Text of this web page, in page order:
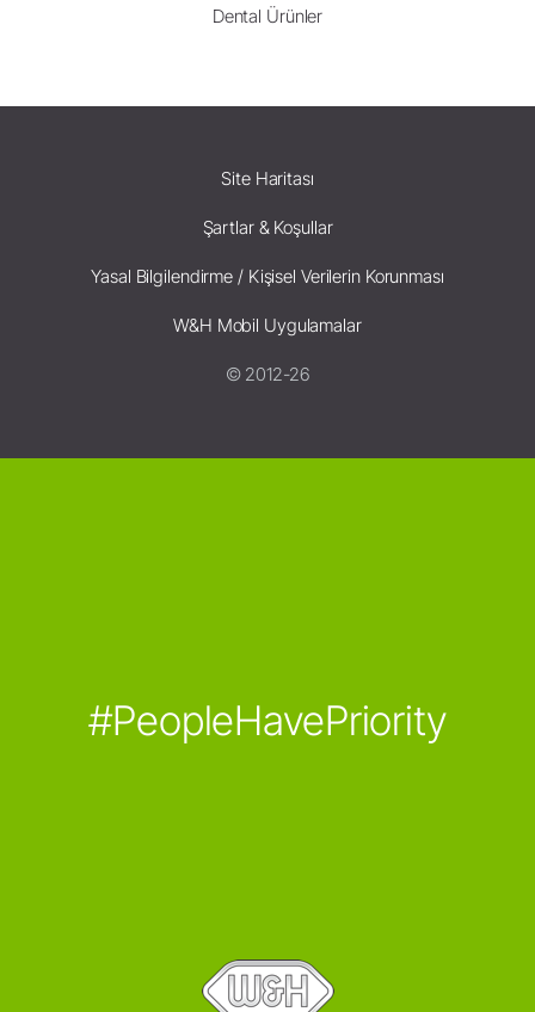
Dental Ürünler
Site Haritası
Şartlar & Koşullar
Yasal Bilgilendirme / Kişisel Verilerin Korunması
W&H Mobil Uygulamalar
© 2012-26
#PeopleHavePriority